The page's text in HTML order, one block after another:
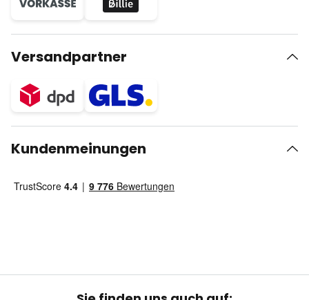
Versandpartner
Kundenmeinungen